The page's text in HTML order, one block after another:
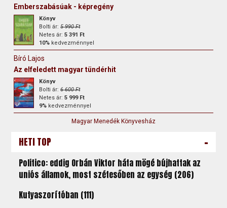
Emberszabásúak - képregény
Könyv
Bolti ár:5 990 Ft
Netes ár:5 391 Ft
10% kedvezménnyel
Bíró Lajos
Az elfeledett magyar tündérhit
Könyv
Bolti ár:6 600 Ft
Netes ár:5 999 Ft
9% kedvezménnyel
Magyar Menedék Könyvesház
HETI TOP -
Politico: eddig Orbán Viktor háta mögé bújhattak az
uniós államok, most szétesőben az egység (206)
Kutyaszorítóban (111)